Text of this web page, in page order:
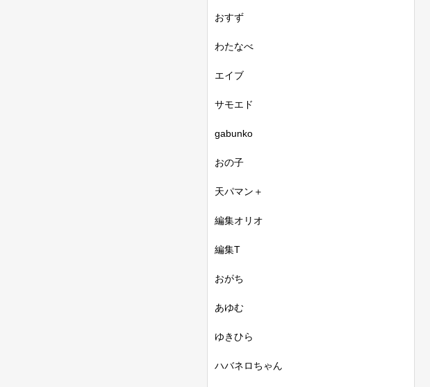
おすず
わたなべ
エイブ
サモエド
gabunko
おの子
天パマン＋
編集オリオ
編集T
おがち
あゆむ
ゆきひら
ハバネロちゃん